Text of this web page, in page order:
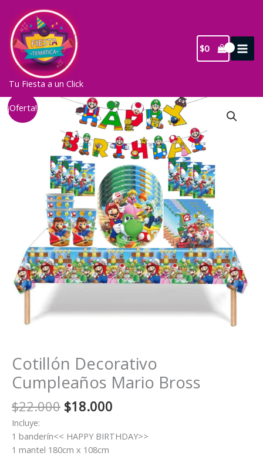
contenido
Tu Fiesta a un Click
$0
¡Oferta!
Cotillón Decorativo
Cumpleaños Mario Bross
$22.000 El
original
era:
$18.000
actual
Incluye:
1 banderín<< HAPPY BIRTHDAY>>
1 mantel 180cm x 108cm